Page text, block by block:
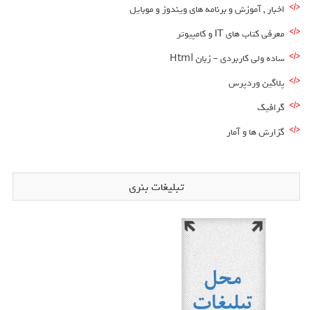
اخبار , آموزش و برنامه های ویندوز و موبایل
معرفی کتاب های IT و کامپیوتر
ساده ولی کاربردی – زبان Html
پلاگین وردپرس
گرافیک
گزارش ها و آمار
تبلیغات بنری